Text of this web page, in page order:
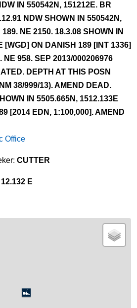
IN 550542N, 151212E. BR
NDW SHOWN IN 550542N,
NE 2150. 18.3.08 SHOWN IN
[WGD] ON DANISH 189 [INT 1336]
NE 958. SEP 2013/000206976
DEPTH AT THIS POSN
38/999/13). AMEND DEAD.
IN 5505.665N, 1512.133E
[2014 EDN, 1:100,000]. AMEND
Office
CUTTER
E